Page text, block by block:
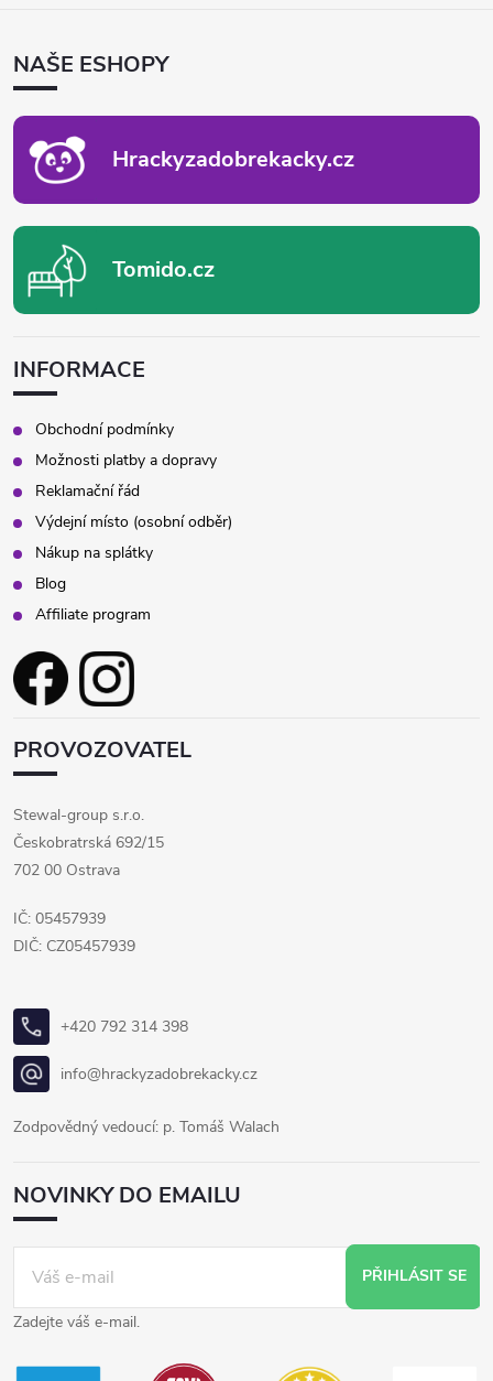
ANAŠE ESHOPY
Hrackyzadobrekacky.cz
Tomido.cz
INFORMACE
Obchodní podmínky
Možnosti platby a dopravy
Reklamační řád
Výdejní místo (osobní odběr)
Nákup na splátky
Blog
Affiliate program
PROVOZOVATEL
Stewal-group s.r.o.
Českobratrská 692/15
702 00 Ostrava
IČ: 05457939
DIČ: CZ05457939
+420 792 314 398
info@hrackyzadobrekacky.cz
Zodpovědný vedoucí: p. Tomáš Walach
NOVINKY DO EMAILU
PŘIHLÁSIT SE
Zadejte váš e-mail.